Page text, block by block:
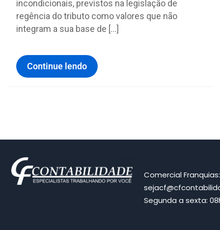
incondicionais, previstos na legislação de
regência do tributo como valores que não
integram a sua base de […]
Continue lendo
Comercial
Segunda a sexta: